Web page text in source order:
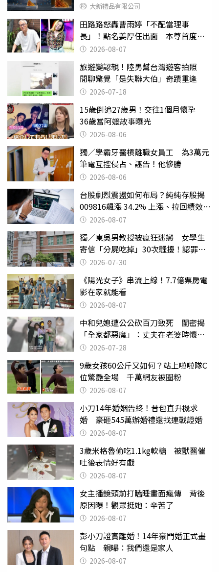
大新禮品有限公司
田路路怒轟曹雨婷「不配當理事
長」！點名姜厚任出面 本尊首度回
應了2026-08-07
旅遊變認親！陸男幫台灣遊客拍照
閒聊驚覺「是失聯大伯」奇蹟重逢
2026-07-18
15歲倒追27歲男！交往1個月懷孕
36歲當阿嬤故事曝光
2026-08-06
獨／學霸牙醫槓離職女員工 為3萬元
筆電互控侵占、誣告！他慘勝
2026-08-06
台股劇烈震盪如何布局？純純存股揭
009816飆漲 34.2% 上漲、拉回績效勝
主動式ETF
2026-08-07
獨／東吳男教授被瘋狂迷戀 女學生
寄信「分屍吃掉」30次騷擾！認罪免
關 2026-07-30
《陽光女子》串流上線！7.7億票房電
影在家就能看
2026-08-07
中和兒媳遭公公砍百刀致死 閨密揭
「全家都惡魔」：丈夫在老婆時懷孕
摔東西
2026-07-28
9歲女孩60公斤又如何？站上啦啦隊C
位驚艷全場 千萬網友被圈粉
2026-08-07
小刀14年婚姻告終！昔包直升機求
婚 豪砸545萬辦婚禮還找連戰證婚
2026-08-07
3歲米格魯偷吃1.1kg軟糖 被獸醫催
吐後表情好有戲
2026-08-07
女主播鏡頭前打瞌睡畫面瘋傳 背後
原因曝！觀眾挺她：辛苦了
2026-08-07
彭小刀證實離婚！14年豪門婚正式畫
句點 親曝：我們還是家人
2026-08-07